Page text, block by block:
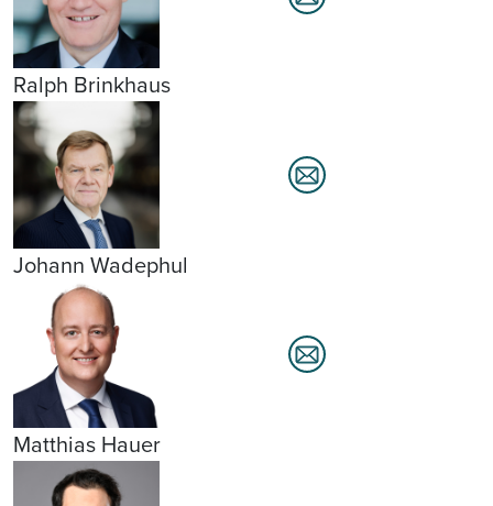
Ralph Brinkhaus
Johann Wadephul
Matthias Hauer